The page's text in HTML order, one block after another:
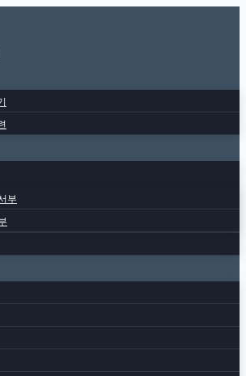
부